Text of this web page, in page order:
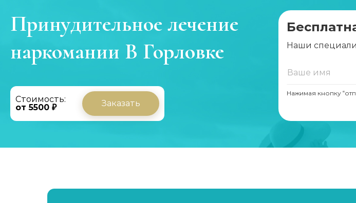
Принудительное лечение
наркомании В Горловке
Стоимость:
от 5500 ₽
Заказать
Наши
Нажимая кнопку